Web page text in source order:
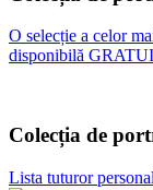
O selecție a celor
disponibilă
Colecția de
Lista tuturor